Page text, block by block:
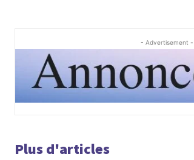
- Advertisement -
Plus d'articles